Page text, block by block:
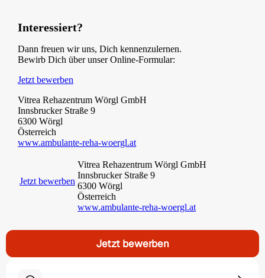
Interessiert?
Dann freuen wir uns, Dich kennenzulernen.
Bewirb Dich über unser Online-Formular:
Jetzt bewerben
Vitrea Rehazentrum Wörgl GmbH
Innsbrucker Straße 9
6300 Wörgl
Österreich
www.ambulante-reha-woergl.at
Jetzt bewerben
Vitrea Rehazentrum Wörgl GmbH
Innsbrucker Straße 9
6300 Wörgl
Österreich
www.ambulante-reha-woergl.at
Jetzt bewerben